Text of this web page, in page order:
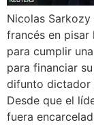
Nicolas
francés en pisar
para cumplir
para financiar
difunto dictador
Desde que el
fuera